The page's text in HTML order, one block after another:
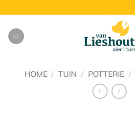
naar
inhoud
HOME / TUIN / POTTERIE /